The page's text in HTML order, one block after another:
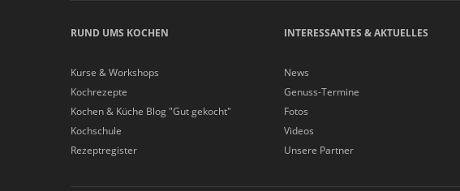
RUND UMS KOCHEN
Kurse & Workshops
Kochrezepte
Kochen & Küche Blog "Gut gekocht"
Kochschule
Rezeptregister
INTERESSANTES & AKTUELLES
News
Genuss-Termine
Fotos
Videos
Unsere Partner